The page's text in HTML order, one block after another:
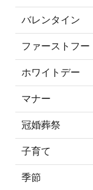
バレンタイン
ファーストフー
ホワイトデー
マナー
冠婚葬祭
子育て
季節